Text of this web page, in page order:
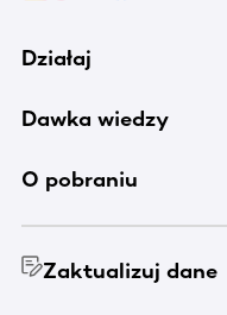
Działaj
Dawka wiedzy
O pobraniu
Zaktualizuj dane